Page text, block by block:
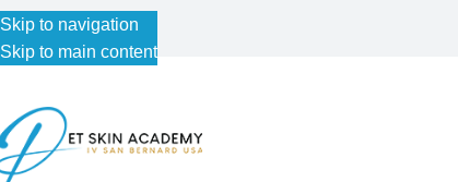
Skip to navigation
Skip to main content